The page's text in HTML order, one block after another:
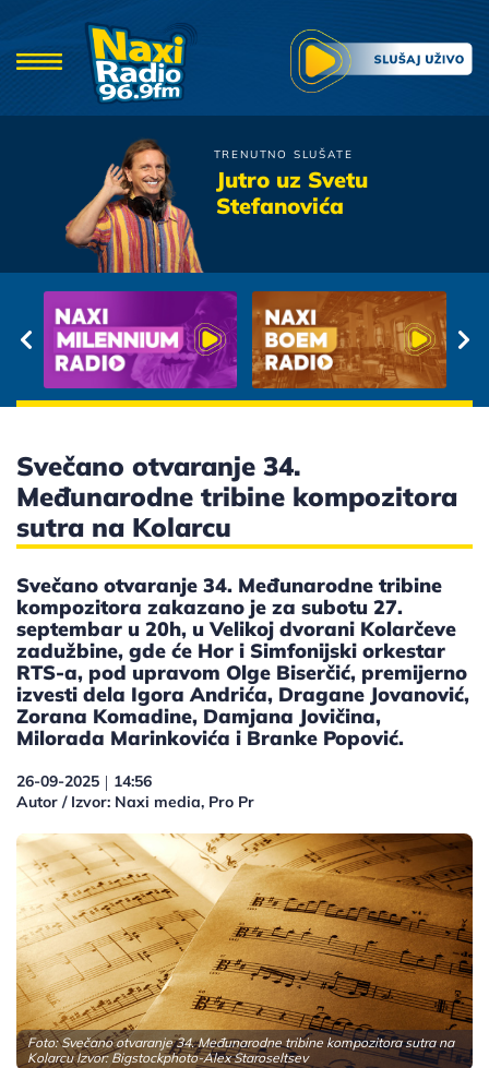
TRENUTNO SLUŠATE
Jutro uz Svetu
Stefanovića
Tijana Bogicevic
Zovi Me Kad Ti Se Place
Svečano otvaranje 34.
Međunarodne tribine kompozitora
sutra na Kolarcu
Svečano otvaranje 34. Međunarodne tribine
kompozitora zakazano je za subotu 27.
septembar u 20h, u Velikoj dvorani Kolarčeve
zadužbine, gde će Hor i Simfonijski orkestar
RTS-a, pod upravom Olge Biserčić, premijerno
izvesti dela Igora Andrića, Dragane Jovanović,
Zorana Komadine, Damjana Jovičina,
Milorada Marinkovića i Branke Popović.
26-09-2025 | 14:56
Autor / Izvor: Naxi media, Pro Pr
Foto: Svečano otvaranje 34. Međunarodne tribine kompozitora sutra na
Kolarcu Izvor: Bigstockphoto-Alex Staroseltsev